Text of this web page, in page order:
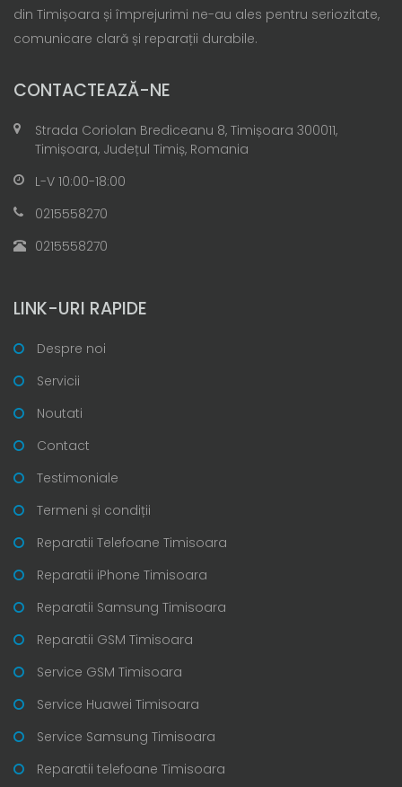
din Timișoara și împrejurimi ne-au ales pentru seriozitate,
comunicare clară și reparații durabile.
CONTACTEAZĂ-NE
Strada Coriolan Brediceanu 8, Timișoara 300011,
Timișoara, Județul Timiș, Romania
L-V 10:00-18:00
0215558270
0215558270
LINK-URI RAPIDE
Despre noi
Servicii
Noutati
Contact
Testimoniale
Termeni și condiții
Reparatii Telefoane Timisoara
Reparatii iPhone Timisoara
Reparatii Samsung Timisoara
Reparatii GSM Timisoara
Service GSM Timisoara
Service Huawei Timisoara
Service Samsung Timisoara
Reparatii telefoane Timisoara